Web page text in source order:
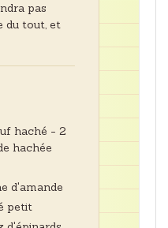
pas
du tout, et
haché - 2
hachée
d'amande
petit